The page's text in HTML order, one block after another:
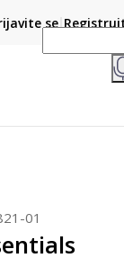
karticom online i
se
01